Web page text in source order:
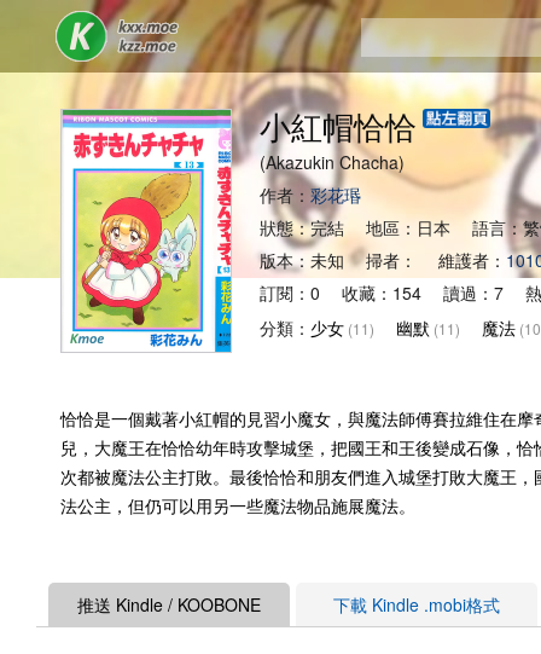
小紅帽恰恰
(Akazukin Chacha)
作者： 彩花瑉
狀態：完結 地區：日本 語言：
版本：未知 掃者： 維護者：
訂閱：0 收藏：154 讀過：7 熱
分類： 少女 (11) 幽默 (11) 魔法
恰恰是一個戴著小紅帽的見習小魔女，與魔法師傅賽拉維住在
兒，大魔王在恰恰幼年時攻擊城堡，把國王和王後變成石像，
次都被魔法公主打敗。最後恰恰和朋友們進入城堡打敗大魔王
法公主，但仍可以用另一些魔法物品施展魔法。
推送 Kindle / KOOBONE 下載 Kindle .mobi格式